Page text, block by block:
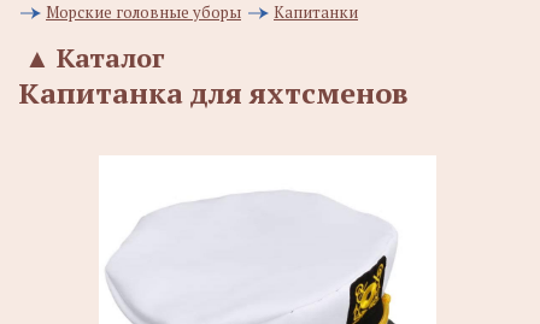
Морские головные уборы
Капитанки
Каталог
▲
Капитанка для яхтсменов